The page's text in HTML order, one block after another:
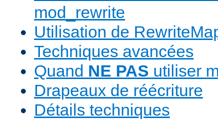
mod_rewrite
Utilisation de
Techniques avancées
Quand NE PAS utiliser
Drapeaux de réécriture
Détails techniques